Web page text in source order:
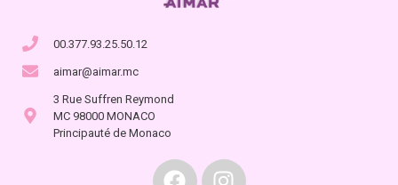
00.377.93.25.50.12
aimar@aimar.mc
3 Rue Suffren Reymond
MC 98000 MONACO
Principauté de Monaco